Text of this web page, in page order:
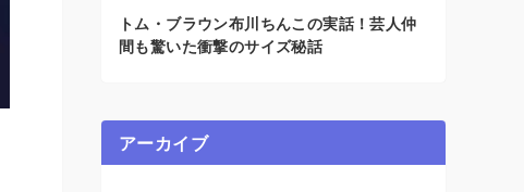
トム・ブラウン布川ちんこの実話！芸人仲
間も驚いた衝撃のサイズ秘話
アーカイブ